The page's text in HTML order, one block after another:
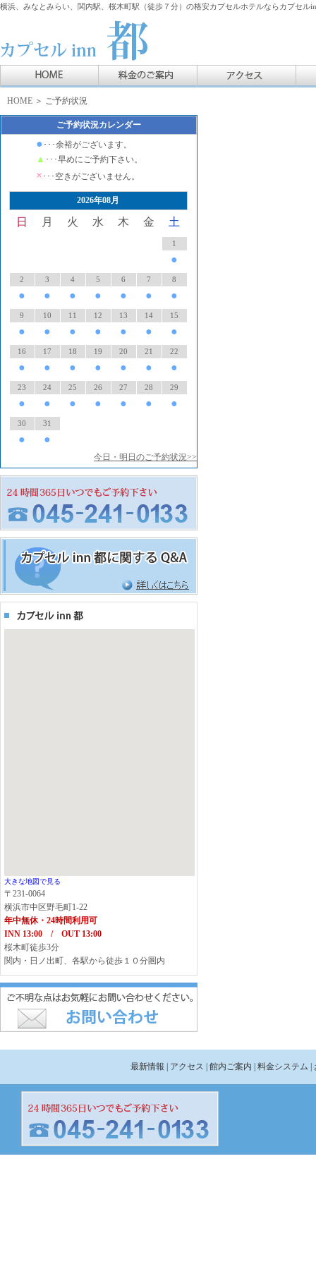
横浜、みなとみらい、関内駅、桜木町駅（徒歩７分）の格安カプセルホテルならカプセル
HOME ＞ ご予約状況
ご予約状況カレンダー
● ･･･余裕がございます。
▲ ･･･早めにご予約下さい。
× ･･･空きがございません。
2026年08月
日 月 火 水 木 金 土
1
●
2
●
3
●
4
●
5
●
6
●
7
●
8
●
9
●
10
●
11
●
12
●
13
●
14
●
15
●
16
●
17
●
18
●
19
●
20
●
21
●
22
●
23
●
24
●
25
●
26
●
27
●
28
●
29
●
30
●
31
●
今日・明日のご予約状況>>
大きな地図で見る
〒231-0064
横浜市中区野毛町1-22
年中無休・24時間利用可
INN 13:00 / OUT 13:00
桜木町徒歩3分
関内・日ノ出町、各駅から徒歩１０分圏内
最新情報 | アクセス | 館内ご案内 | 料金システム